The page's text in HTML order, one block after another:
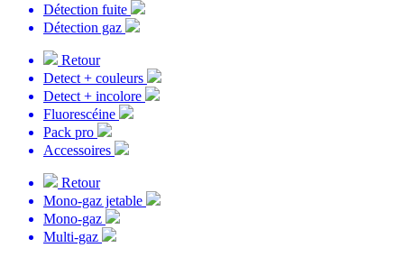
Détection fuite
Détection gaz
Retour
Detect + couleurs
Detect + incolore
Fluorescéine
Pack pro
Accessoires
Retour
Mono-gaz jetable
Mono-gaz
Multi-gaz